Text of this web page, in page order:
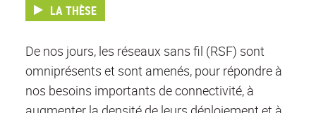
LA THÈSE
De nos jours, les réseaux sans fil (RSF) sont
omniprésents et sont amenés, pour répondre à
nos besoins importants de connectivité, à